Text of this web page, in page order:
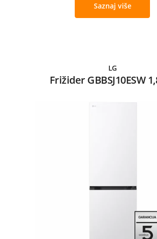
Saznaj više
LG
Frižider GBBSJ10ESW